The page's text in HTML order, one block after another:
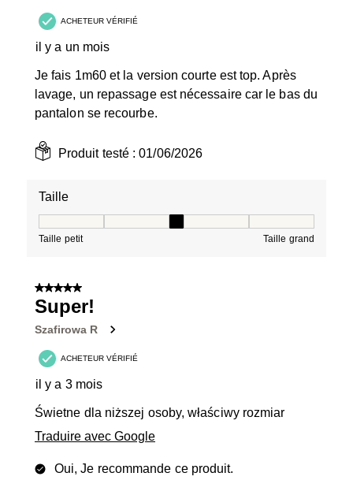
ACHETEUR VÉRIFIÉ
il y a un mois
Je fais 1m60 et la version courte est top. Après
lavage, un repassage est nécessaire car le bas du
pantalon se recourbe.
Produit testé :01/06/2026
Taille
Taille petit Taille grand
5 sur 5 étoiles.
Super!
Szafirowa R
ACHETEUR VÉRIFIÉ
il y a 3 mois
Świetne dla niższej osoby, właściwy rozmiar
Traduire avec Google
Oui, Je recommande ce produit.